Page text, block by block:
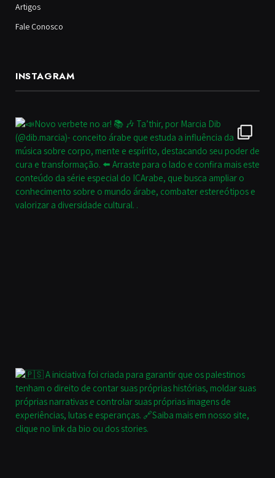
Artigos
Fale Conosco
INSTAGRAM